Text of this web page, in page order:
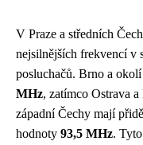
V Praze a středních
nejsilnějších frekvencí v
posluchačů. Brno a
MHz, zatímco Ostrava
západní Čechy mají
hodnoty 93,5 MHz.